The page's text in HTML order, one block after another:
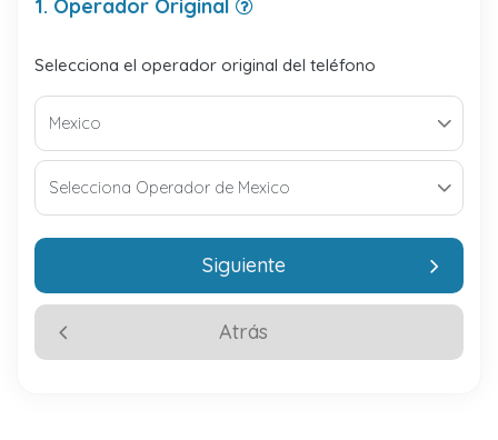
1. Operador Original
Selecciona el operador original del teléfono
Atrás
Siguiente